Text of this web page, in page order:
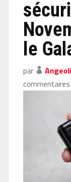
le
par
commentaires